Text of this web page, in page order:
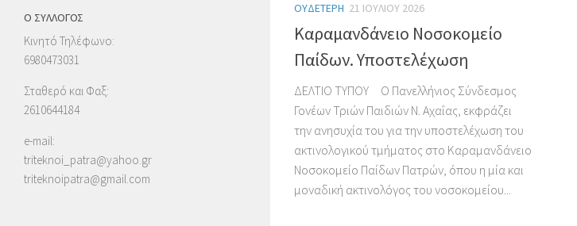
ΟΥΔΈΤΕΡΗ 21 ΙΟΥΛΊΟΥ 2026
Καραμανδάνειο Νοσοκομείο
Παίδων. Υποστελέχωση
ΔΕΛΤΙΟ ΤΥΠΟΥ Ο Πανελλήνιος Σύνδεσμος
Γονέων Τριών Παιδιών Ν. Αχαΐας, εκφράζει
την ανησυχία του για την υποστελέχωση του
ακτινολογικού τμήματος στο Καραμανδάνειο
Νοσοκομείο Παίδων Πατρών, όπου η μία και
μοναδική ακτινολόγος του νοσοκομείου...
Ο ΣΥΛΛΟΓΟΣ
Κινητό Τηλέφωνο:
6980473031
Σταθερό και Φαξ:
2610644184
e-mail:
triteknoi_patra@yahoo.gr
triteknoipatra@gmail.com